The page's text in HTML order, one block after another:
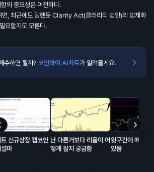
의 중요성은 여전하다.
면, 최근에도 말했듯 Clarity Act(클래리티 법안)의 법제화
요할지도 모른다.
수하면 될까? 코인와이 AI차트가 알려줄게요!
신규상장 캡코인
마
난 다른거보다 리플이 어
떻게 될지 궁금함
윗구간에 매물
있음